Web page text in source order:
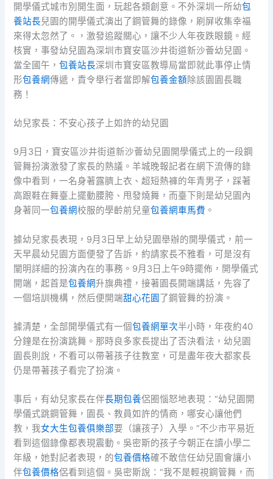
開學儀式城市別開生面，玩起各類創意。不外深圳一所幼包
養站長兒園的開學儀式演出了鋼管舞的錄像，刷屏收集幸福
來得太忽然了。，激發追蹤關心，讓不少人年夜跌眼鏡。經
核實，事發幼兒園為深圳市寶安區沙井街道新沙薈幼兒園。
當全國午，包養站長深圳市寶安區教導局當即就此事停止情
形包養網傳遞，責令舉行者當即解包養金額除該園園長職
務！
幼兒家長：不安心孩子上如許的幼兒園
9月3日，寶安區沙井街道新沙薈幼兒園開學儀式上的一段鋼
管舞扮演激發了家長的熱議。羊城晚報記者在網下流傳的錄
像中看到，一名身著露臍上衣、超短熱褲的年青男子，踩著
高跟鞋在舞臺上擺動腰胯、甩發燒舞，而臺下則是幼兒園內
身著同一包養網校服的學齡前兒童包養網車馬費 。
據幼兒家長表現，9月3日早上幼兒園舉辦的開學儀式，前一
天早晨幼兒園方面便發了告訴，約請家長不雅看，可是沒有
闡明詳細的扮演內在的事務。9月3日上午9時擺佈，開學儀式
開端，起首是包養網升旗典禮，接著園長開端講話，先容了
一個培訓機構，然后便開端甜心花園了鋼管舞的扮演。
據清楚，全部開學儀式有一個包養網單次半小時，年夜約40
分鐘是在扮演跳舞。那時良多家長提出了否決看法，幼兒園
園長則說，不看可以帶著孩子往教室，可是盡年夜大都家長
仍是帶著孩子看完了扮演。
事后，有幼兒家長在伴長期包養侶圈惱怒地表現：“幼兒園開
學儀式跳鋼管舞，園長、教員如許的情商，哪安心讓他們
教，我女大生包養俱樂部要（讓孩子）入學。”不少市平易近
看到這個錄像都表現震動。吳密斯的孩子今朝正在讀小學二
年級，她對記者表現，的包養價格確不敢信任幼兒園會讓小
伴包養價格侶看到這個。吳密斯說：“我不是輕視鋼管舞，而